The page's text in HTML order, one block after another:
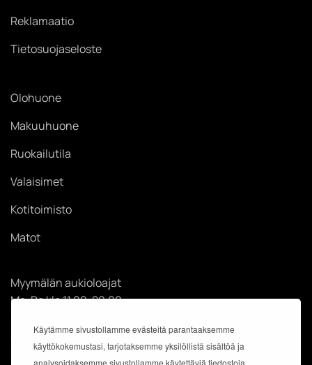
Käytämme sivustollamme evästeitä parantaaksemme
käyttökokemustasi, tarjotaksemme yksilöllistä sisältöä ja
analysoidaksemme sivustollamme käytettäviä tiedostoja.
Reklamaatio
Tietosuojaseloste
Olohuone
Makuuhuone
Ruokailutila
Valaisimet
Kotitoimisto
Matot
Myymälän aukioloajat
Ma-Pe klo 11.00-20.00
Su klo 12.00-18.00